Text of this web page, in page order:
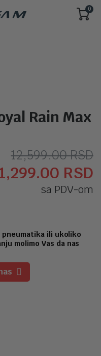
0
Rain Max
12,599.00RSD
RSD
sa PDV-om
ili ukoliko
molimo Vas da nas